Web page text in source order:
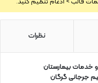
نظرات
خدمات بیمارستان
جرجانی گرگان